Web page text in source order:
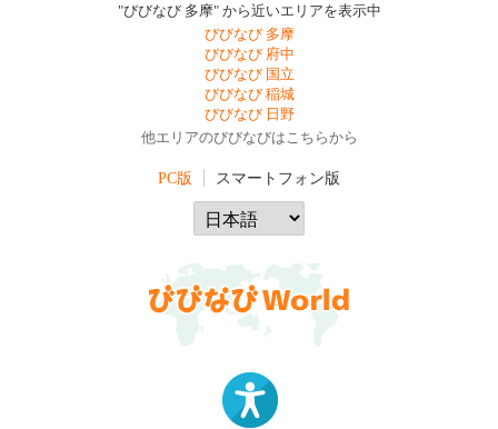
"びびなび 多摩" から近いエリアを表示中
びびなび 多摩
びびなび 府中
びびなび 国立
びびなび 稲城
びびなび 日野
他エリアのびびなびはこちらから
PC版 スマートフォン版